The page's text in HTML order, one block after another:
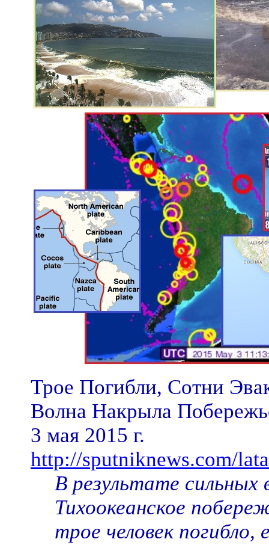
Трое Погибли, Сотни
Волна Накрыла
3 мая 2015 г.
http://sputniknews.com/
В результате сильных
Тихоокеанское
трое человек